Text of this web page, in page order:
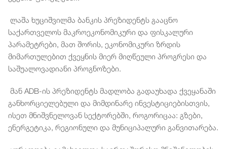
ლაშა ხუციშვილმა ბანკის პრეზიდენტს გააცნო
საქართველოს მაკროეკონომიკური და ფისკალური
პარამეტრები, მათ შორის, ეკონომიკური ზრდის
მიმართულებით ქვეყნის მიერ მიღწეული პროგრესი და
საშუალოვადიანი პროგნოზები.
მან ADB-ის პრეზიდენტს მადლობა გადაუხადა ქვეყანაში
განხორციელებული და მიმდინარე ინვესტიციებისთვის,
ისეთ მნიშვნელოვან სექტორებში, როგორიცაა: გზები,
ენერგეტიკა, რეგიონული და მუნიციპალური განვითარება.